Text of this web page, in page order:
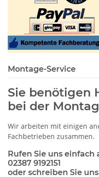
Montage-Service
Sie benötigen
bei der
Wir arbeiten mit einigen
Fachbetrieben zusammen.
Rufen Sie uns einfach
02387 9192151
oder schreiben Sie